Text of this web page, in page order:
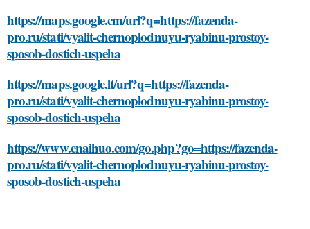
https://maps.google.cm/url?q=https://fazenda-
pro.ru/stati/vyalit-chernoplodnuyu-ryabinu-prostoy-
sposob-dostich-uspeha
https://maps.google.lt/url?q=https://fazenda-
pro.ru/stati/vyalit-chernoplodnuyu-ryabinu-prostoy-
sposob-dostich-uspeha
https://www.enaihuo.com/go.php?go=https://fazenda-
pro.ru/stati/vyalit-chernoplodnuyu-ryabinu-prostoy-
sposob-dostich-uspeha